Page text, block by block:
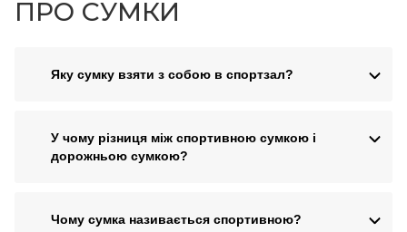
ПРО СУМКИ
Яку сумку взяти з собою в спортзал?
У чому різниця між спортивною сумкою і
дорожньою сумкою?
Чому сумка називається спортивною?